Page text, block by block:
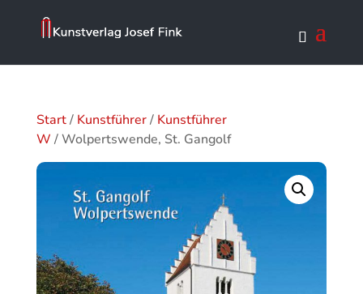
Start/ Kunstführer/ Kunstführer
W / Wolpertswende, St. Gangolf